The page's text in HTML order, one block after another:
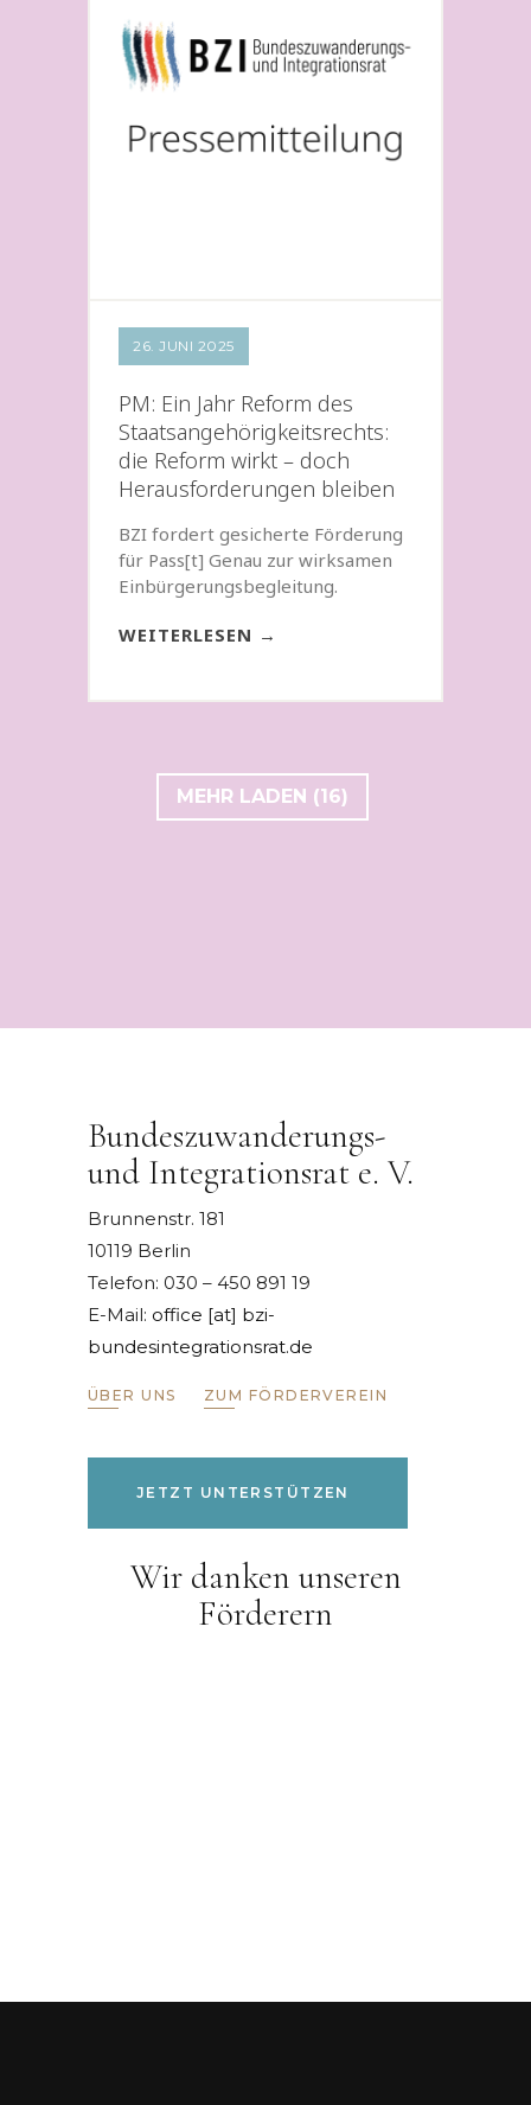
26. JUNI 2025
PM: Ein Jahr Reform des
Staatsangehörigkeitsrechts:
die Reform wirkt – doch
Herausforderungen bleiben
BZI fordert gesicherte Förderung
für Pass[t] Genau zur wirksamen
Einbürgerungsbegleitung.
WEITERLESEN →
MEHR LADEN (16)
Bundeszuwanderungs-
und Integrationsrat e. V.
Brunnenstr. 181
10119 Berlin
Telefon: 030 – 450 891 19
E-Mail: office [at] bzi-
bundesintegrationsrat.de
ÜBER UNS ZUM FÖRDERVEREIN
JETZT UNTERSTÜTZEN
Wir danken unseren
Förderern